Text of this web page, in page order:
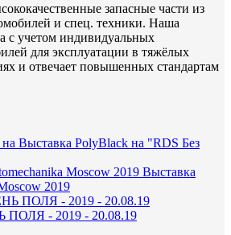
запасные части из
и спец. техники. Наша
с учетом индивидуальных
для эксплуатации в тяжёлых
и отвечает повышенных стандартам
Выставка PolyBlack на "RDS Без
Выставка
2019
- 2019 - 20.08.19